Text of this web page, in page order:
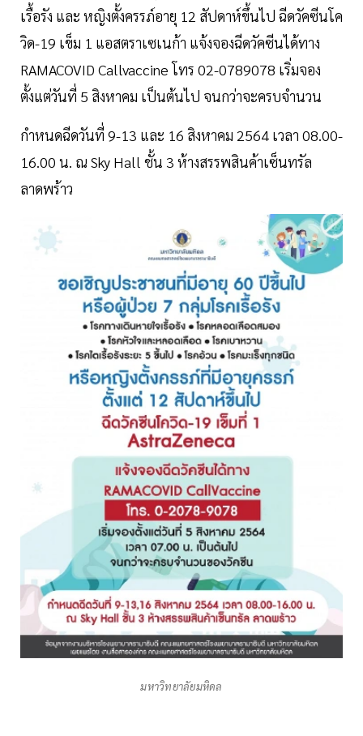
เรื้อรัง และ หญิงตั้งครรภ์อายุ 12 สัปดาห์ขึ้นไป ฉีดวัคซีนโค
วิด-19 เข็ม 1 แอสตราเซเนก้า แจ้งจองฉีดวัคซีนได้ทาง
RAMACOVID Callvaccine โทร 02-0789078 เริ่มจอง
ตั้งแต่วันที่ 5 สิงหาคม เป็นต้นไป จนกว่าจะครบจำนวน
กำหนดฉีดวันที่ 9-13 และ 16 สิงหาคม 2564 เวลา 08.00-
16.00 น. ณ Sky Hall ชั้น 3 ห้างสรรพสินค้าเซ็นทรัล
ลาดพร้าว
มหาวิทยาลัยมหิดล